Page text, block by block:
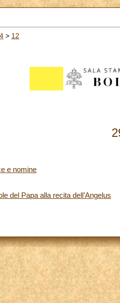
> 12
e nomine
del Papa alla recita dell’Angelus